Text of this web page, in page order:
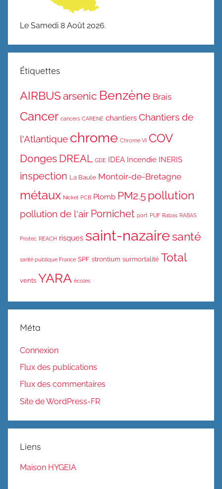
Le Samedi 8 Août 2026.
Étiquettes
AIRBUSarsenic Benzène Brais
Cancer cancers CARENE chantiers Chantiers de
l'Atlantique chrome Chrome VI COV
Donges DREAL GDE IDEA Incendie INERIS
inspection La Baule Montoir-de-Bretagne
métaux Nickel PCB Plomb PM2.5 pollution
pollution de l'air Pornichet port PUF Rabas RABAS
Protec REACH risques saint-nazairesanté
santé publique France SPF strontium surmortalité Total
vents YARA écoles
Méta
Connexion
Flux des publications
Flux des commentaires
Site de WordPress-FR
Liens
Maison HYGEIA